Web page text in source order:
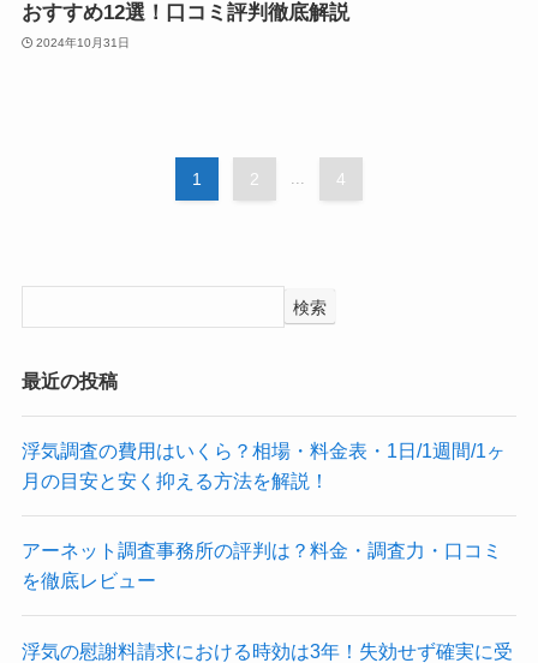
おすすめ12選！口コミ評判徹底解説
2024年10月31日
1 2 ... 4
検索
最近の投稿
浮気調査の費用はいくら？相場・料金表・1日/1週間/1ヶ
月の目安と安く抑える方法を解説！
アーネット調査事務所の評判は？料金・調査力・口コミ
を徹底レビュー
浮気の慰謝料請求における時効は3年！失効せず確実に受